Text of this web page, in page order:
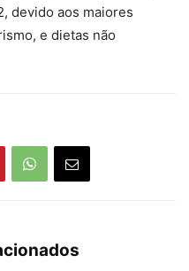
devido aos maiores
e dietas não